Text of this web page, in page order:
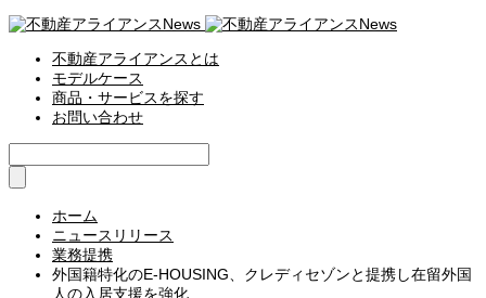
不動産アライアンスとは
モデルケース
商品・サービスを探す
お問い合わせ
ホーム
ニュースリリース
業務提携
外国籍特化のE-HOUSING、クレディセゾンと提携し在留外国
人の入居支援を強化